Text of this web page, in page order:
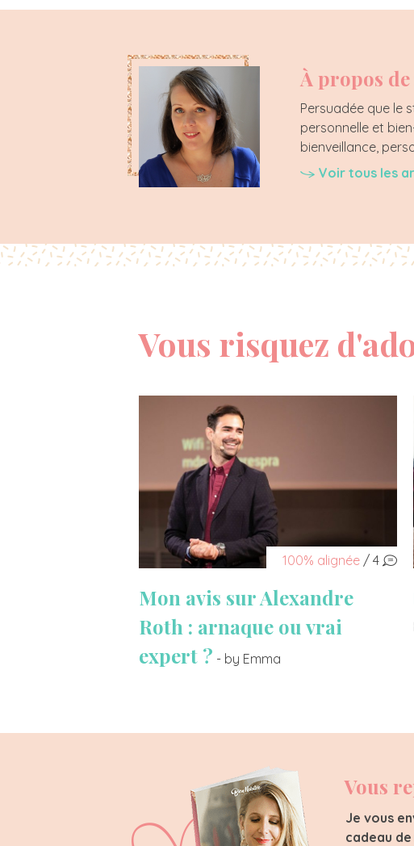
À propos
Persuadée que le
personnelle et
bienveillance,
Voir tous les
Vous risquez
100% alignée / 4
Mon avis sur Alexandre
Roth : arnaque ou vrai
expert ? - by Emma
Vous
Je vous
cadeau